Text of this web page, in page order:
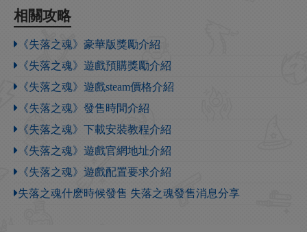
相關攻略
《失落之魂》豪華版獎勵介紹
《失落之魂》遊戲預購獎勵介紹
《失落之魂》遊戲steam價格介紹
《失落之魂》發售時間介紹
《失落之魂》下載安裝教程介紹
《失落之魂》遊戲官網地址介紹
《失落之魂》遊戲配置要求介紹
失落之魂什麽時候發售 失落之魂發售消息分享